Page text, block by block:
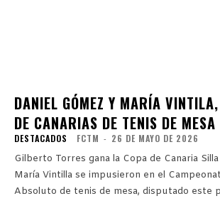
DANIEL GÓMEZ Y MARÍA
DE CANARIAS DE TENIS DE MESA
DESTACADOS FCTM - 26 DE MAYO DE 2026
Gilberto Torres gana la Copa de Canaria Silla Daniel Gómez y
María Vintilla se impusieron en el
Absoluto de tenis de mesa, disputado este